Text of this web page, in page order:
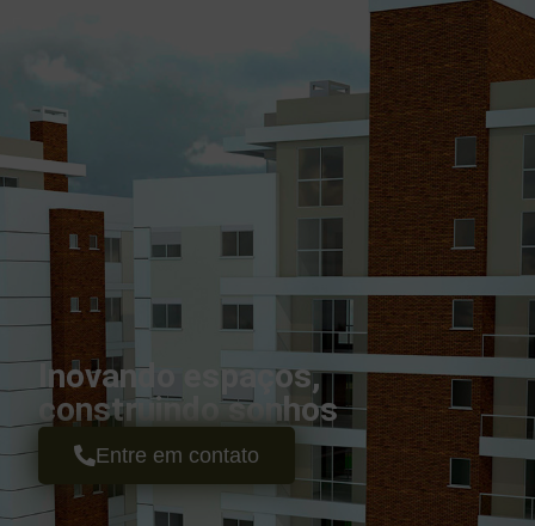
Inovando espaços,
construindo sonhos
Entre em contato